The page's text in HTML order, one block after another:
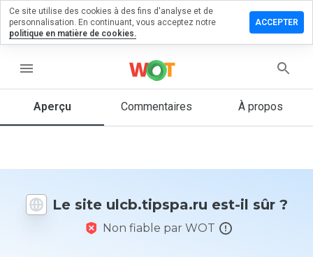
menu
Aperçu Commentaires À propos
Le site ulcb.tipspa.ru est-il sûr ?
Non fiable par WOT
un
1 et 5
vous à ce
site ?
Ce site utilise des cookies à des fins d'analyse et de
personnalisation. En continuant, vous acceptez notre
politique en matière de cookies.
ACCEPTER